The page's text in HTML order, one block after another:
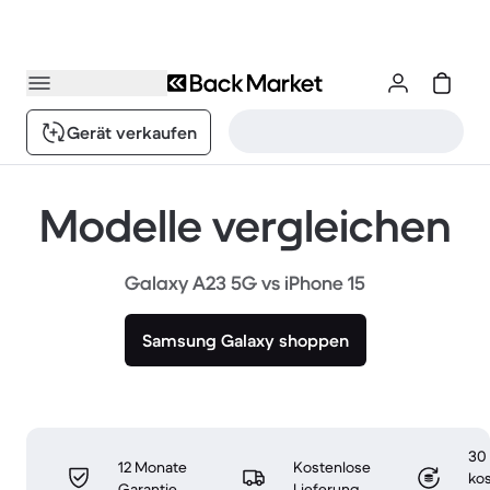
Gerät verkaufen
Modelle vergleichen
Galaxy A23 5G vs iPhone 15
Samsung Galaxy shoppen
12 Monate
Kostenlose
30